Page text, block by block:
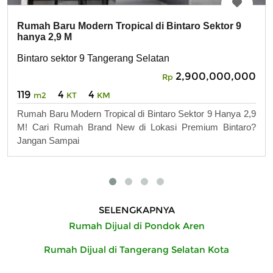
Rumah Baru Modern Tropical di Bintaro Sektor 9
hanya 2,9 M
Bintaro sektor 9 Tangerang Selatan
Rp 2,900,000,000
119 m2 4 KT 4 KM
Rumah Baru Modern Tropical di Bintaro Sektor 9 Hanya 2,9
M! Cari Rumah Brand New di Lokasi Premium Bintaro?
Jangan Sampai
SELENGKAPNYA
Rumah Dijual di Pondok Aren
Rumah Dijual di Tangerang Selatan Kota